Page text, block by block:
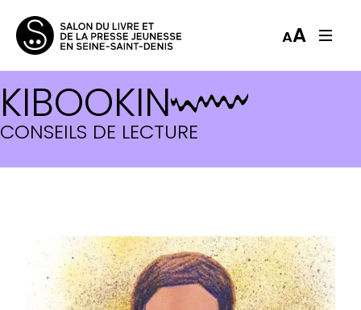
AA
KIBOOKIN
CONSEILS DE LECTURE